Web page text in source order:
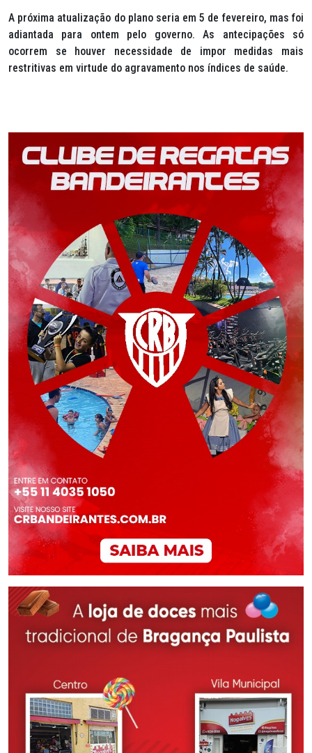
A próxima atualização do plano seria em 5 de fevereiro, mas foi
adiantada para ontem pelo governo. As antecipações só
ocorrem se houver necessidade de impor medidas mais
restritivas em virtude do agravamento nos índices de saúde.